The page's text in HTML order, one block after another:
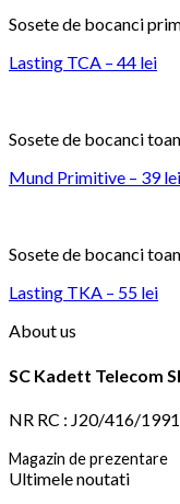
Sosete de bocanci
Lasting TCA – 44 lei
Sosete de bocanci
Mund Primitive – 39 lei
Sosete de bocanci
Lasting TKA – 55 lei
About us
SC Kadett Telecom
NR RC : J20/416/
Magazin de prezentare
Ultimele noutati